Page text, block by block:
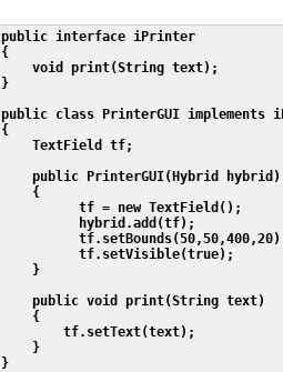
public interface iPrinter
{
    void print(String text);
}
public class PrinterGUI implements
{
    TextField tf;
    public PrinterGUI(Hybrid hybrid)
    {
tf = new
          hybrid.add(tf);
          tf.setVisible(true);
    }
    public void print(String text)
    {
        tf.setText(text);
    }
}